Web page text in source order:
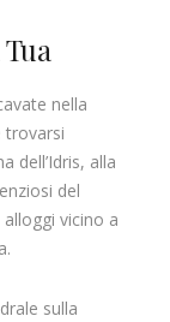
nella
trovarsi
dell’Idris, alla
del
alloggi vicino a
sulla